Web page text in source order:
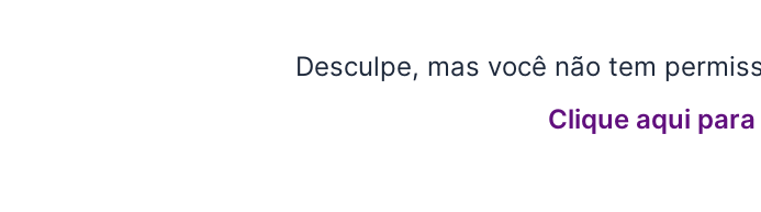
Desculpe, mas você não tem
Clique aqui